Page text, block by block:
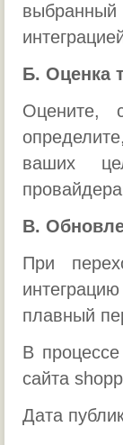
Б. Оценка
Оцените,
ваших
В.
При
плавный
В
сайта
Дата